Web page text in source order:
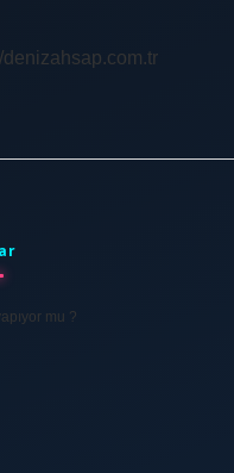
denizahsap.com.tr
mu ?